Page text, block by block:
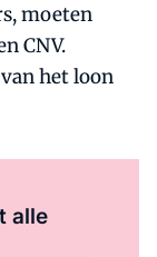
moeten
CNV.
het loon
alle